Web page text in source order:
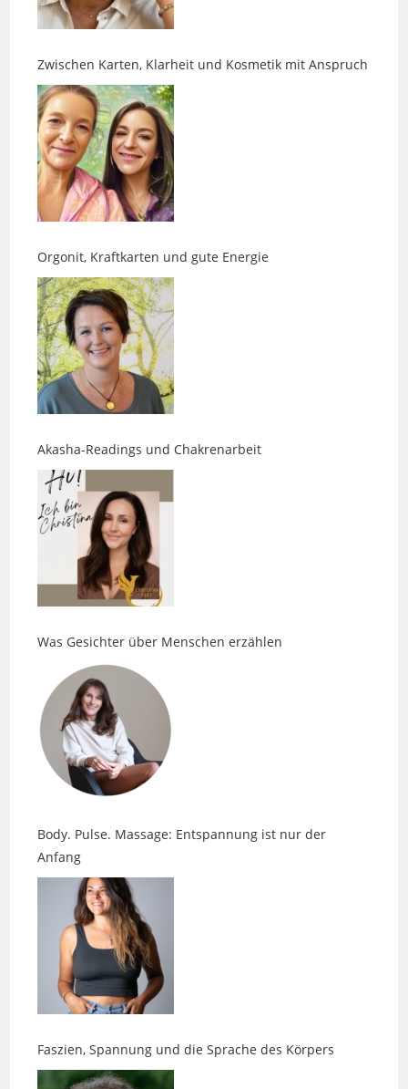
Zwischen Karten, Klarheit und Kosmetik mit Anspruch
Orgonit, Kraftkarten und gute Energie
Akasha-Readings und Chakrenarbeit
Was Gesichter über Menschen erzählen
Body. Pulse. Massage: Entspannung ist nur der
Faszien, Spannung und die Sprache des Körpers